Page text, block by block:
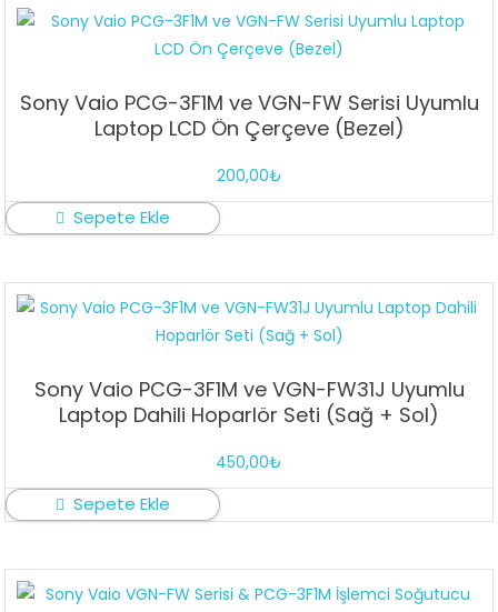
Sony Vaio PCG-3F1M ve VGN-FW Serisi Uyumlu
Laptop LCD Ön Çerçeve (Bezel)
200,00₺
Sepete Ekle
Sony Vaio PCG-3F1M ve VGN-FW31J Uyumlu
Laptop Dahili Hoparlör Seti (Sağ + Sol)
450,00₺
Sepete Ekle